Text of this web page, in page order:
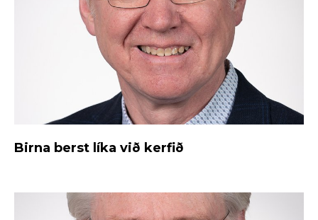
Birna berst líka við kerfið